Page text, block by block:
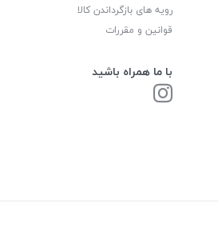
رویه های بازگرداندن کالا
قوانین و مقررات
با ما همراه باشید